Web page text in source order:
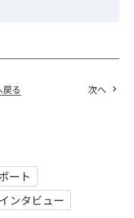
る 次へ
ート
インタビュー